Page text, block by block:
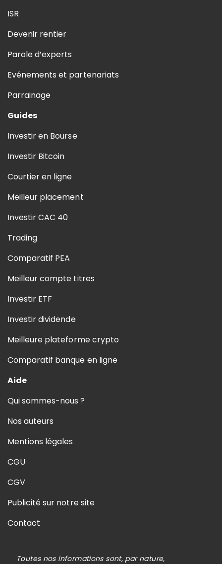
ISR
Devenir rentier
Parole d’experts
Evénements et partenariats
Parrainage
Guides
Investir en Bourse
Investir Bitcoin
Courtier en ligne
Meilleur placement
Investir CAC 40
Trading
Comparatif PEA
Meilleur compte titres
Investir ETF
Investir dividende
Meilleure plateforme crypto
Comparatif banque en ligne
Aide
Qui sommes-nous ?
Nos auteurs
Mentions légales
CGU
CGV
Publicité sur notre site
Contact
Toutes nos informations sont, par nature,